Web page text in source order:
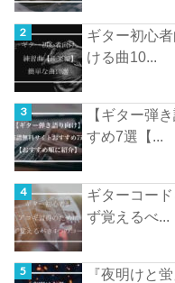
ギター初心
ける曲10...
【ギター弾
すめ7選【...
ギターコー
ず覚えるべ...
『夜明けと